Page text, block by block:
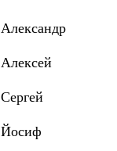
Александр
Алексей
Сергей
Йосиф